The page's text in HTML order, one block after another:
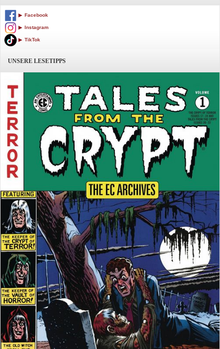
Facebook
Instagram
TikTok
UNSERE LESETIPPS